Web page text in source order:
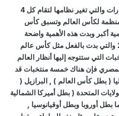
أول هذه المكاسب هو التأهل المباشر لكأس القارات والتي تغير نظامها لتقام كل 4
لكأس العالم وتسبق كأس
أكبر وبدت هذه الأهمية واضحة
الماضية التي أقيمت بألمانيا عام 2005 والتي بدت بالفعل مثل كأس عالم
التي ستتوجه إليها أنظار العالم
فإن هناك خمسة منتخبات قد
( بطل كأس العالم ) , البرازيل (
المتحدة ( بطل أميركا الشمالية
أوروبا وبطل أوقيانوسيا ,